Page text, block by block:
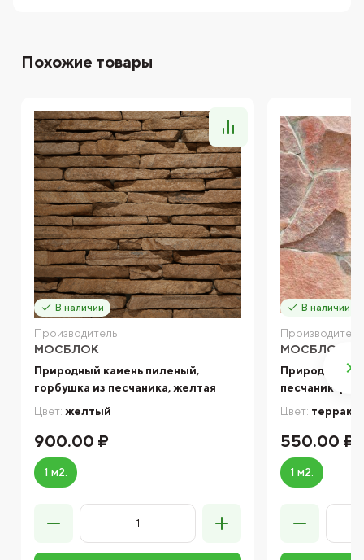
Похожие товары
В наличии
Производитель:
МОСБЛОК
Природный камень пиленый,
горбушка из песчаника, желтая
Цвет: желтый
900.00 ₽
1 м2.
В наличии
МОСБЛОК
Природный
песчаник
Цвет:
550.00 ₽
1 м2.